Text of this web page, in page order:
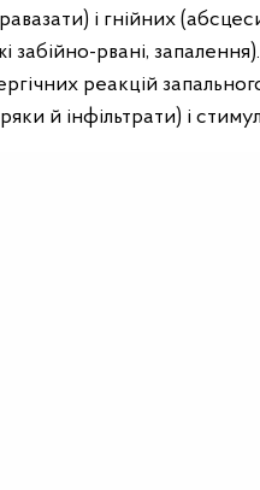
і гнійних
забійно-рвані,
реакцій
й інфільтрати) і